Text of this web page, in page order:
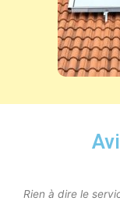
Rien à dire le